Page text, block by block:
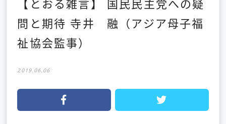
【とおる雑言】 国民民主党への疑
問と期待 寺井 融（アジア母子福
祉協会監事）
2019.06.06